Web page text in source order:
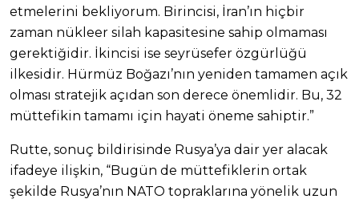
etmelerini bekliyorum. Birincisi, İran’ın hiçbir
zaman nükleer silah kapasitesine sahip olmaması
gerektiğidir. İkincisi ise seyrüsefer özgürlüğü
ilkesidir. Hürmüz Boğazı’nın yeniden tamamen açık
olması stratejik açıdan son derece önemlidir. Bu, 32
müttefikin tamamı için hayati öneme sahiptir.”
Rutte, sonuç bildirisinde Rusya’ya dair yer alacak
ifadeye ilişkin, “Bugün de müttefiklerin ortak
şekilde Rusya’nın NATO topraklarına yönelik uzun